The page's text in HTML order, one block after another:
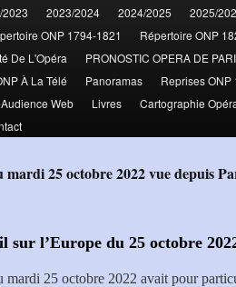
2023/2024 2024/2025 2025/
ONP 1794-1821 Répertoire ONP
De L'Opéra PRONOSTIC OPERA DE
À La Télé Panoramas Reprises ONP
Audience Web Livres Cartographie
mardi 25 octobre 2022 vue depuis
sur l’Europe du 25 octobre
mardi 25 octobre 2022 avait pour